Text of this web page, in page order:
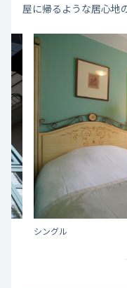
屋に帰るような居心地
シングル